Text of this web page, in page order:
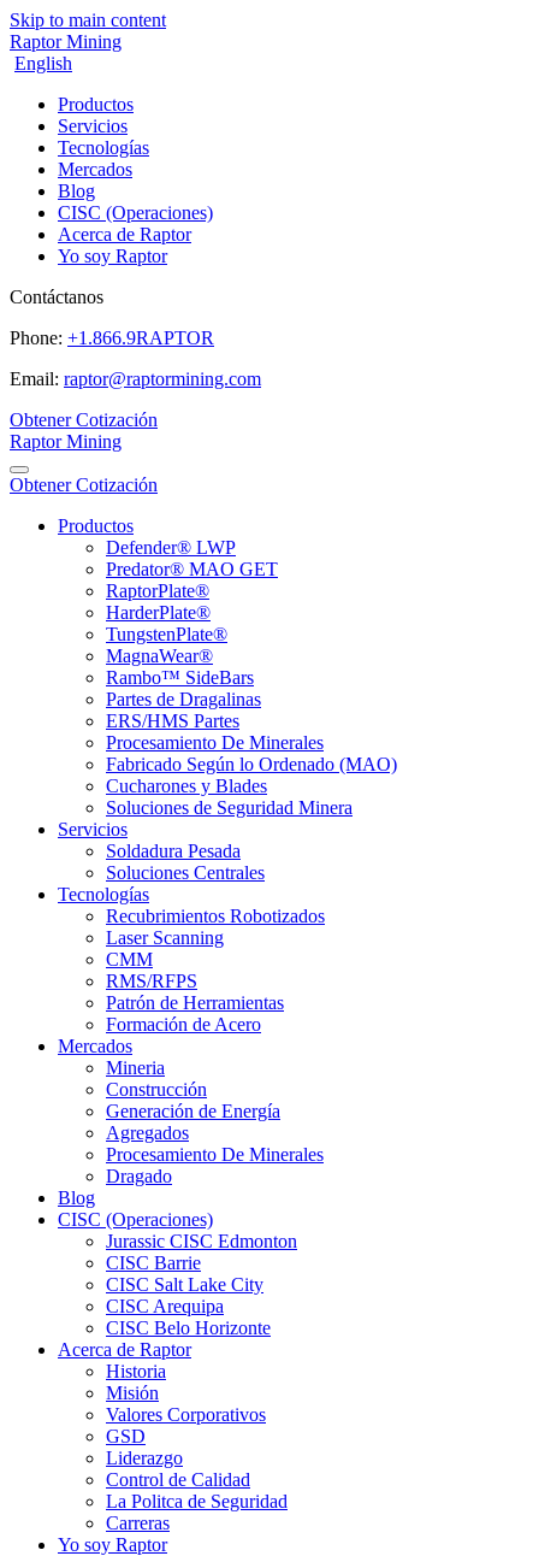
Skip to main content
Raptor Mining
English
Productos
Servicios
Tecnologías
Mercados
Blog
CISC (Operaciones)
Acerca de Raptor
Yo soy Raptor
Contáctanos
Phone: +1.866.9RAPTOR
Email: raptor@raptormining.com
Obtener Cotización
Raptor Mining
Obtener Cotización
Productos
Defender® LWP
Predator® MAO GET
RaptorPlate®
HarderPlate®
TungstenPlate®
MagnaWear®
Rambo™ SideBars
Partes de Dragalinas
ERS/HMS Partes
Procesamiento De Minerales
Fabricado Según lo Ordenado (MAO)
Cucharones y Blades
Soluciones de Seguridad Minera
Servicios
Soldadura Pesada
Soluciones Centrales
Tecnologías
Recubrimientos Robotizados
Laser Scanning
CMM
RMS/RFPS
Patrón de Herramientas
Formación de Acero
Mercados
Mineria
Construcción
Generación de Energía
Agregados
Procesamiento De Minerales
Dragado
Blog
CISC (Operaciones)
Jurassic CISC Edmonton
CISC Barrie
CISC Salt Lake City
CISC Arequipa
CISC Belo Horizonte
Acerca de Raptor
Historia
Misión
Valores Corporativos
GSD
Liderazgo
Control de Calidad
La Politca de Seguridad
Carreras
Yo soy Raptor